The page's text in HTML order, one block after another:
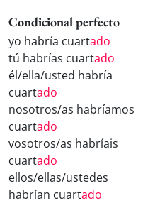
Condicional perfecto
yo habría cuartado
tú habrías cuartado
él/ella/usted habría
cuartado
nosotros/as habríamos
cuartado
vosotros/as habríais
cuartado
ellos/ellas/ustedes
habrían cuartado